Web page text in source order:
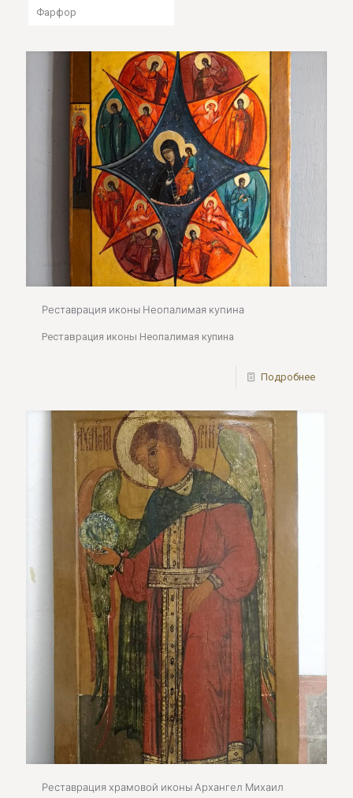
Фарфор
Реставрация иконы Неопалимая купина
Реставрация иконы Неопалимая купина
Подробнее
Реставрация храмовой иконы Архангел Михаил